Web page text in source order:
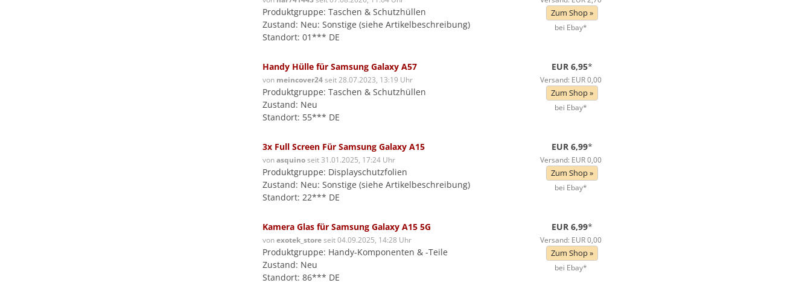
Produktgruppe: Taschen & Schutzhüllen
Zustand: Neu: Sonstige (siehe Artikelbeschreibung)
Standort: 01*** DE
Zum Shop »
bei Ebay*
Handy Hülle für Samsung Galaxy A57
von meincover24seit 28.07.2023, 13:19 Uhr
Produktgruppe: Taschen & Schutzhüllen
Zustand: Neu
Standort: 55*** DE
EUR 6,95*
Versand: EUR 0,00
Zum Shop »
bei Ebay*
3x Full Screen Für Samsung Galaxy A15
vonasquinoseit 31.01.2025, 17:24 Uhr
Produktgruppe: Displayschutzfolien
Zustand: Neu: Sonstige (siehe Artikelbeschreibung)
Standort: 22*** DE
EUR 6,99*
Versand: EUR 0,00
Zum Shop »
bei Ebay*
Kamera Glas für Samsung Galaxy A15 5G
vonexotek_storeseit 04.09.2025, 14:28 Uhr
Produktgruppe: Handy-Komponenten & -Teile
Zustand: Neu
Standort: 86*** DE
EUR 6,99*
Versand: EUR 0,00
Zum Shop »
bei Ebay*